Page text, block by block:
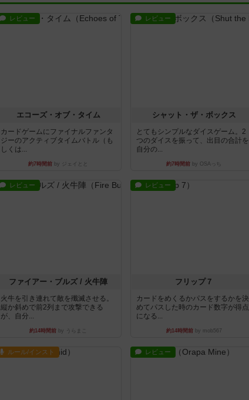
レビュー
エコーズ・オブ・タイム
カードゲームにファイナルファンタ
ジーのアクティブタイムバトル（も
しくは...
約7時間前 by ジェイとと
レビュー
シャット・ザ・ボックス
とてもシンプルなダイスゲーム。2
つのダイスを振って、出目の合計を
自分の...
約7時間前 by OSAっち
レビュー
ファイアー・ブルズ / 火牛陣
火牛を引き連れて敵を殲滅させる。
縦か斜めで前2列まで攻撃できる
が、自分...
約14時間前 by うらまこ
レビュー
フリップ７
カードをめくるかパスをするかを決
めてパスした時のカード数字が得点
になる...
約14時間前by mob567
ルール/インスト レビュー